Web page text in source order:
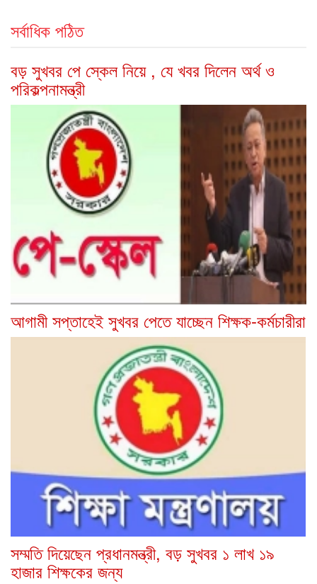
সর্বাধিক পঠিত
বড় সুখবর পে স্কেল নিয়ে , যে খবর দিলেন অর্থ ও
পরিকল্পনামন্ত্রী
আগামী সপ্তাহেই সুখবর পেতে যাচ্ছেন শিক্ষক-কর্মচারীরা
সম্মতি দিয়েছেন প্রধানমন্ত্রী, বড় সুখবর ১ লাখ ১৯
হাজার শিক্ষকের জন্য